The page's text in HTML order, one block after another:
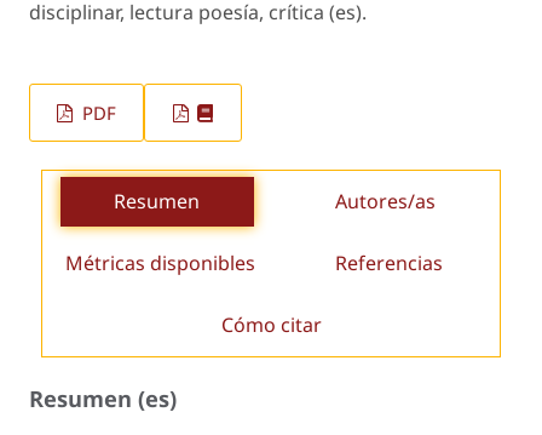
disciplinar, lectura poesía, crítica (es).
PDF
Resumen Autores/as
Métricas disponibles Referencias
Cómo citar
Resumen (es)